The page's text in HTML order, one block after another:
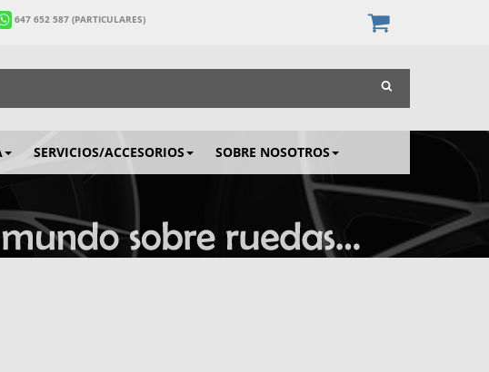
647 652 587(PARTICULARES)
SERVICIOS/ACCESORIOS SOBRE NOSOTROS